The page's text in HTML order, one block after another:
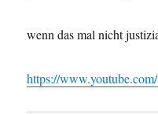
wenn das mal nicht
https://